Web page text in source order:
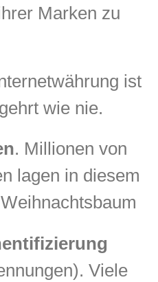
Marken zu
ist
wie nie.
. Millionen von
lagen in diesem
Viele